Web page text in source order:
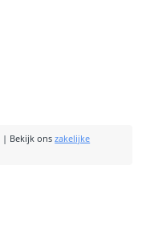
| Bekijk ons zakelijke